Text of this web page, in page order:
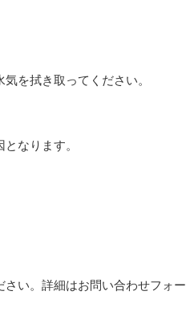
を拭き取ってください。
なります。
さい。詳細はお問い合わせフォ